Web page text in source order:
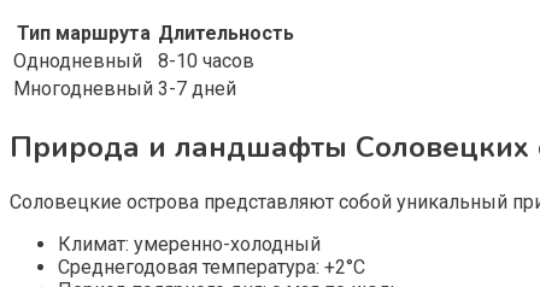
Тип маршрута Длительность
Однодневный
8-10 часов
Многодневный 3-7 дней
Природа и ландшафты Соловецких
Соловецкие острова представляют собой уникальный
Климат: умеренно-холодный
Среднегодовая температура: +2°C